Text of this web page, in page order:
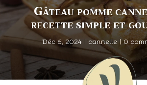
Gâteau pomme
recette simple et
Déc 6, 2024 | cannelle |0